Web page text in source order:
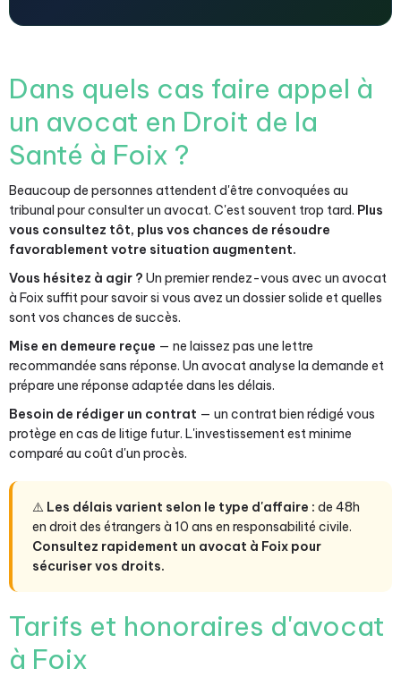
Dans quels cas faire appel à
un avocat en Droit de la
Santé à Foix ?
Beaucoup de personnes attendent d'être convoquées au
tribunal pour consulter un avocat. C'est souvent trop tard. Plus
vous consultez tôt, plus vos chances de résoudre
favorablement votre situation augmentent.
Vous hésitez à agir ? Un premier rendez-vous avec un avocat
à Foix suffit pour savoir si vous avez un dossier solide et quelles
sont vos chances de succès.
Mise en demeure reçue — ne laissez pas une lettre
recommandée sans réponse. Un avocat analyse la demande et
prépare une réponse adaptée dans les délais.
Besoin de rédiger un contrat — un contrat bien rédigé vous
protège en cas de litige futur. L'investissement est minime
comparé au coût d'un procès.
⚠️ Les délais varient selon le type d'affaire : de 48h
en droit des étrangers à 10 ans en responsabilité civile.
Consultez rapidement un avocat à Foix pour
sécuriser vos droits.
Tarifs et honoraires d'avocat
à Foix